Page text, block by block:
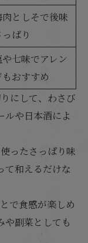
肉としそで後味
っぱり
や七味でアレン
もおすすめ
にして、わさび
ルや日本酒によ
ったさっぱり味
て和えるだけな
で食感が楽しめ
や副菜としても